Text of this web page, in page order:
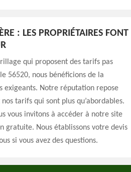
: LES PROPRIÉTAIRES FONT
qui proposent des tarifs pas
56520, nous bénéficions de la
exigeants. Notre réputation repose
tarifs qui sont plus qu’abordables.
vous invitons à accéder à notre site
gratuite. Nous établissons votre devis
si vous avez des questions.